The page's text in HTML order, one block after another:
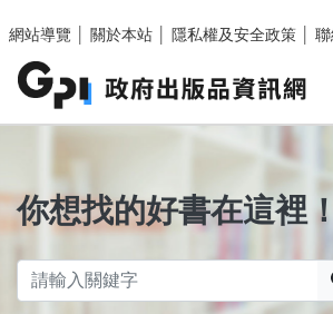
網站導覽
關於本站 隱私權及安全政策
你想找的好書在這裡！